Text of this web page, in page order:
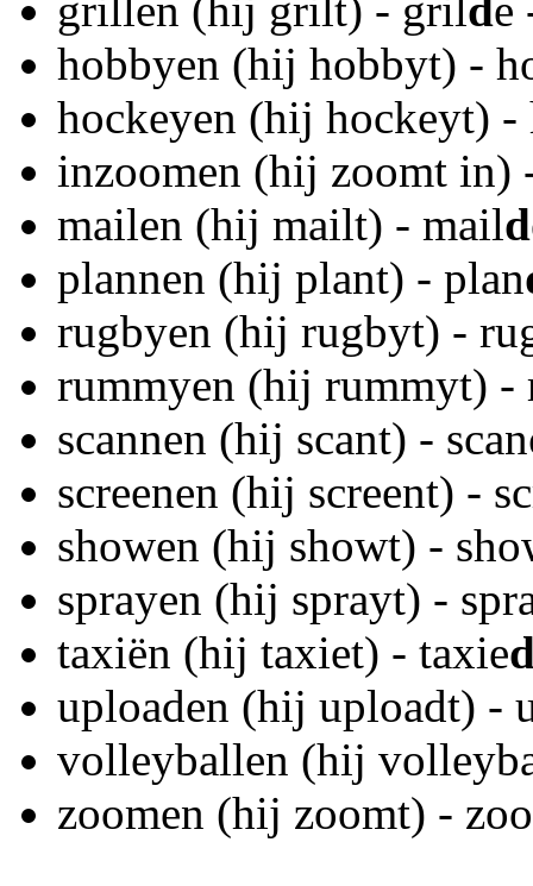
hobbyen (hij hobbyt) -
hockeyen (hij hockeyt) -
inzoomen (hij zoomt in)
mailen (hij mailt) - maild
plannen (hij plant) - plan
rugbyen (hij rugbyt) -
rummyen (hij rummyt) -
scannen (hij scant) - scan
screenen (hij screent) -
showen (hij showt) -
sprayen (hij sprayt) -
taxiën (hij taxiet) - taxie
uploaden (hij uploadt) -
volleyballen (hij
zoomen (hij zoomt) -